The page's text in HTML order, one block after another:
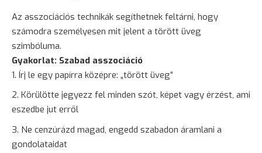
Az asszociációs technikák segíthetnek feltárni, hogy
számodra személyesen mit jelent a törött üveg
szimbóluma.
Gyakorlat: Szabad asszociáció
Írj le egy papírra középre: „törött üveg”
Körülötte jegyezz fel minden szót, képet vagy érzést, ami
eszedbe jut erről
Ne cenzúrázd magad, engedd szabadon áramlani a
gondolataidat